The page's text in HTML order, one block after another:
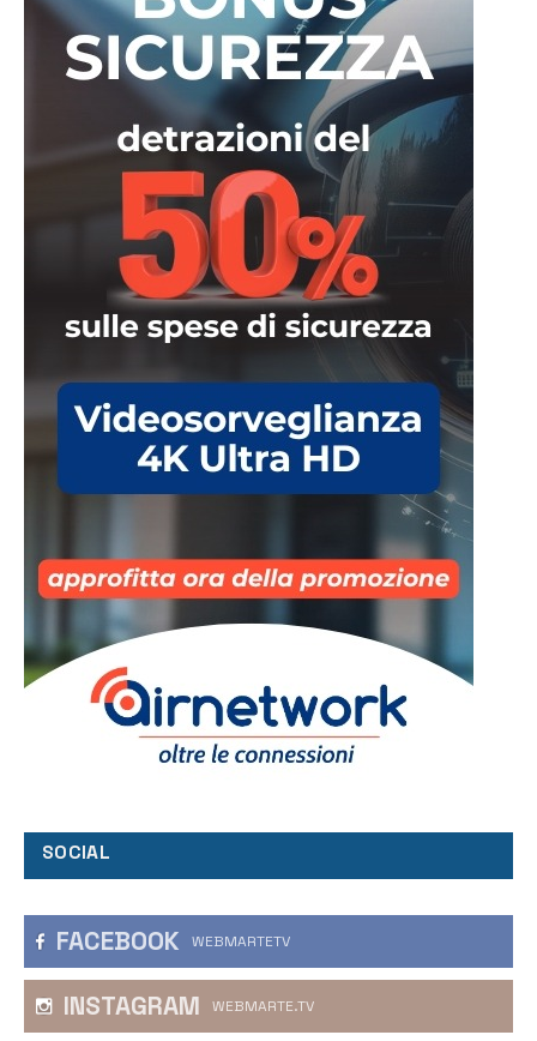
SOCIAL
FACEBOOK WEBMARTETV
INSTAGRAM WEBMARTE.TV